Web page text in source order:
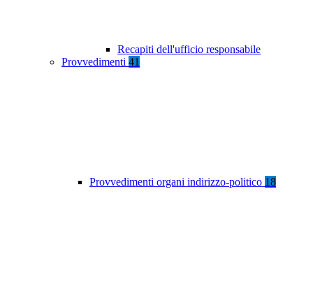
Recapiti dell'ufficio responsabile
Provvedimenti 41
Provvedimenti organi indirizzo-politico 18